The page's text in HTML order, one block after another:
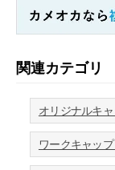
関連カテゴリ
オリジナルキ
ワークキャッ